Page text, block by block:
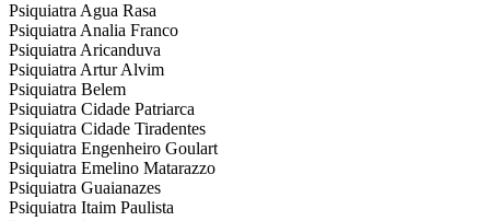
Psiquiatra Agua Rasa
Psiquiatra Analia Franco
Psiquiatra Aricanduva
Psiquiatra Artur Alvim
Psiquiatra Belem
Psiquiatra Cidade Patriarca
Psiquiatra Cidade Tiradentes
Psiquiatra Engenheiro Goulart
Psiquiatra Emelino Matarazzo
Psiquiatra Guaianazes
Psiquiatra Itaim Paulista